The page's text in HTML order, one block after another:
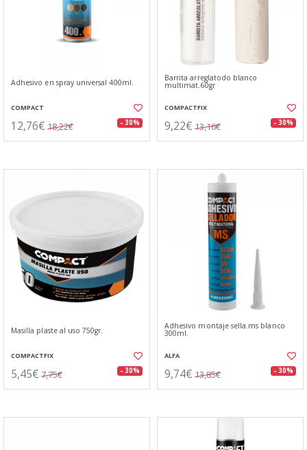
Adhesivo en spray universal 400ml.
COMPACT
12,76€ 18,22€ - 30%
Barrita arreglatodo blanco
multimat.60gr
COMPACTFIX
9,22€ 13,16€ - 30%
Masilla plaste al uso 750gr.
COMPACTFIX
5,45€ 7,75€ - 30%
Adhesivo montaje sella.ms blanco
300ml.
ALFA
9,74€ 13,85€ - 30%